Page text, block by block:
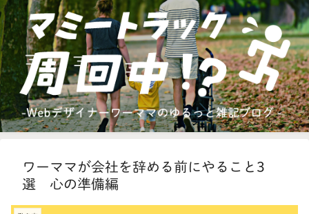
ワーママが会社を辞める前にやること3
選 心の準備編